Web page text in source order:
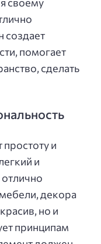
создает
помогает
сделать
и
и
декора
но и
принципам